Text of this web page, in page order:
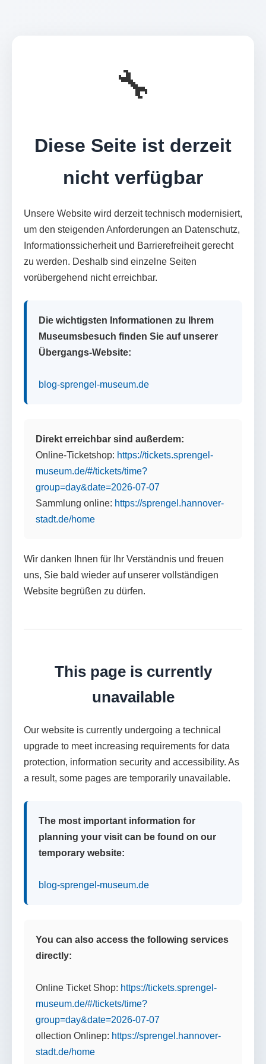
🔧
Diese Seite ist derzeit
nicht verfügbar
Unsere Website wird derzeit technisch modernisiert,
um den steigenden Anforderungen an Datenschutz,
Informationssicherheit und Barrierefreiheit gerecht
zu werden. Deshalb sind einzelne Seiten
vorübergehend nicht erreichbar.
Die wichtigsten Informationen zu Ihrem
Museumsbesuch finden Sie auf unserer
Übergangs-Website:
blog-sprengel-museum.de
Direkt erreichbar sind außerdem:
Online-Ticketshop: https://tickets.sprengel-
museum.de/#/tickets/time?
group=day&date=2026-07-07
Sammlung online: https://sprengel.hannover-
stadt.de/home
Wir danken Ihnen für Ihr Verständnis und freuen
uns, Sie bald wieder auf unserer vollständigen
Website begrüßen zu dürfen.
This page is currently
unavailable
Our website is currently undergoing a technical
upgrade to meet increasing requirements for data
protection, information security and accessibility. As
a result, some pages are temporarily unavailable.
The most important information for
planning your visit can be found on our
temporary website:
blog-sprengel-museum.de
You can also access the following services
directly:
Online Ticket Shop: https://tickets.sprengel-
museum.de/#/tickets/time?
group=day&date=2026-07-07
ollection Onlinep: https://sprengel.hannover-
stadt.de/home